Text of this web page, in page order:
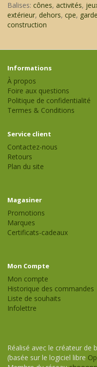
Balises: cônes, activités,
extérieur, dehors, cpe,
construction
Informations
À propos
Foire aux questions
Politique de confidentialité
Termes & Conditions
Service client
Contactez-nous
Retours
Plan du site
Magasiner
Promotions
Marques
Certificats-cadeaux
Mon Compte
Mon compte
Historique des commandes
Liste de souhaits
Infolettre
Réalisé avec le créateur de
(basée sur le logiciel libre